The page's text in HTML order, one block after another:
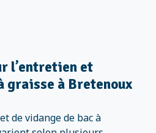
l’entretien et
graisse à Bretenoux
de vidange de bac à